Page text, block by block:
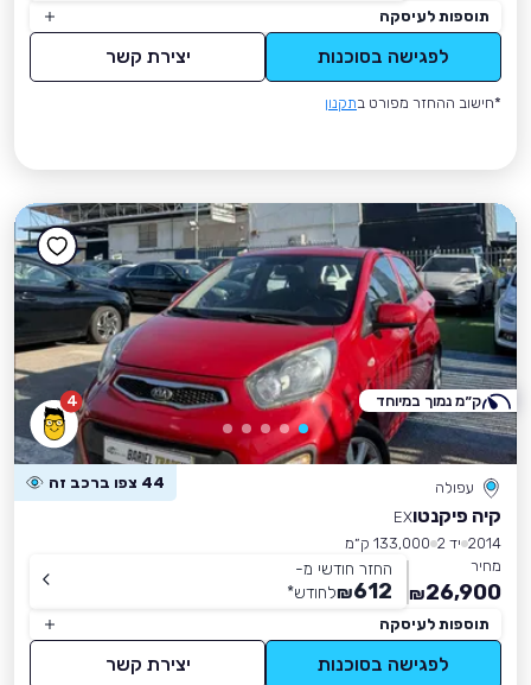
תוספות לעיסקה
לפגישה בסוכנות יצירת קשר
*חישוב ההחזר מפורט בתקנון
4
עפולה 44 צפו ברכב זה
קיה פיקנטוEX
2014 יד 2
133,000 ק״מ
מחיר
26,900
₪
החזר חודשי מ-
612
₪לחודש*
תוספות לעיסקה
לפגישה בסוכנות יצירת קשר
ק״מ נמוך במיוחד